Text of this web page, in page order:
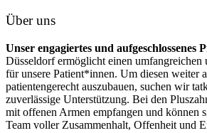
Über uns
Unser engagiertes und aufgeschlossenes
Düsseldorf ermöglicht einen umfangreichen
für unsere Patient*innen. Um diesen weiter
patientengerecht auszubauen, suchen wir
zuverlässige Unterstützung. Bei den
mit offenen Armen empfangen und können
Team voller Zusammenhalt, Offenheit und